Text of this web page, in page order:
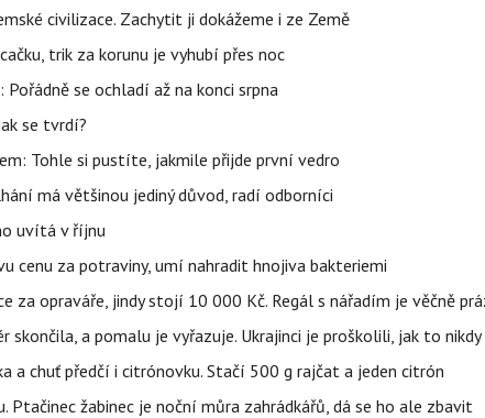
civilizace. Zachytit ji dokážeme i ze Země
trik za korunu je vyhubí přes noc
se ochladí až na konci srpna
se tvrdí?
Tohle si pustíte, jakmile přijde první vedro
má většinou jediný důvod, radí odborníci
uvítá v říjnu
cenu za potraviny, umí nahradit hnojiva bakteriemi
za opraváře, jindy stojí 10 000 Kč. Regál s nářadím je věčně
a pomalu je vyřazuje. Ukrajinci je proškolili, jak to nikdy
a chuť předčí i citrónovku. Stačí 500 g rajčat a jeden citrón
Ptačinec žabinec je noční můra zahrádkářů, dá se ho ale zbavit